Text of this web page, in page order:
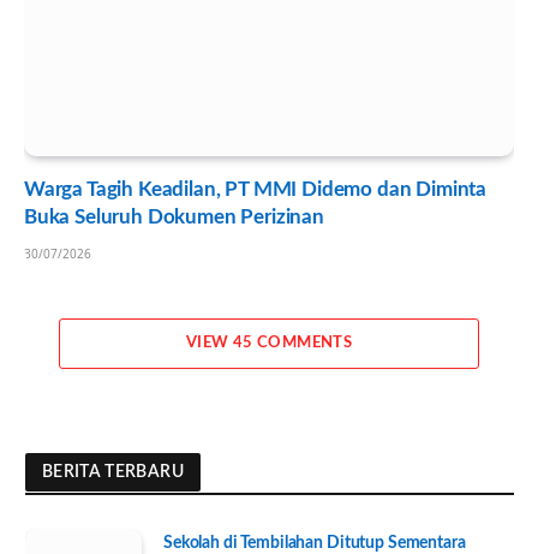
Warga Tagih Keadilan, PT MMI Didemo dan Diminta
Buka Seluruh Dokumen Perizinan
30/07/2026
VIEW 45 COMMENTS
BERITA TERBARU
Sekolah di Tembilahan Ditutup Sementara